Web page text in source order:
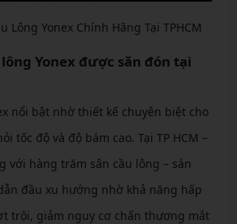
Lông Yonex Chính Hãng Tại TPHCM
Yonex được săn đón tại
nổi bật nhờ thiết kế chuyên biệt cho
tốc độ và độ bám cao. Tại TP HCM –
với hàng trăm sân cầu lông – sản
đầu xu hướng nhờ khả năng hấp
trội, giảm nguy cơ chấn thương mắt